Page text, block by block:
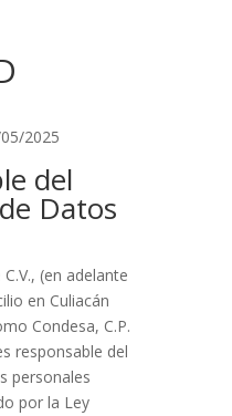
2025
del
Datos
(en adelante
en Culiacán
Condesa, C.P.
responsable del
personales
por la Ley